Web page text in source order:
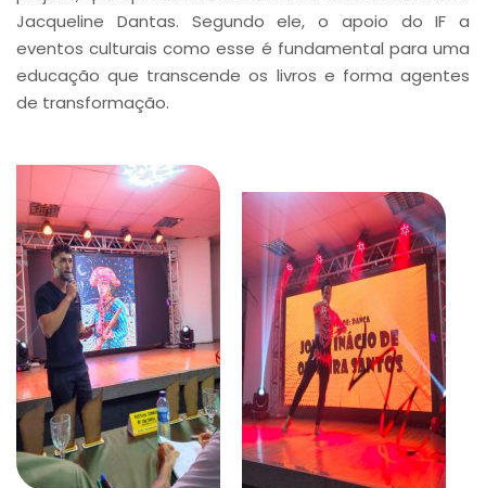
Jacqueline Dantas. Segundo ele, o apoio do IF a
eventos culturais como esse é fundamental para uma
educação que transcende os livros e forma agentes
de transformação.